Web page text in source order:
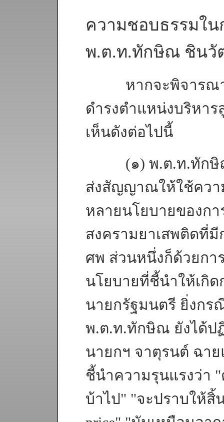
ความชอบธรรมใน
พ.ต.ท.ทักษิณ ชินวั
หากจะพิจารณาค
ดำรงตำแหน่งบริหา
เห็นดังต่อไปนี้
(๑) พ.ต.ท.ทักษิณ
ส่งสัญญาณให้ใช้ควา
หลายนโยบายของก
สงครามยาเสพติดที่
ศพ ส่วนหนึ่งก็ด้วยกา
นโยบายที่ชี้นำให้เกิ
นายกรัฐมนตรี ยิ่งก
พ.ต.ท.ทักษิณ ยังได้ป
นายกฯ จาตุรนต์ ฉา
ชี้นำความรุนแรงว่า
บ้าไป" "จะปราบให้สิ้น